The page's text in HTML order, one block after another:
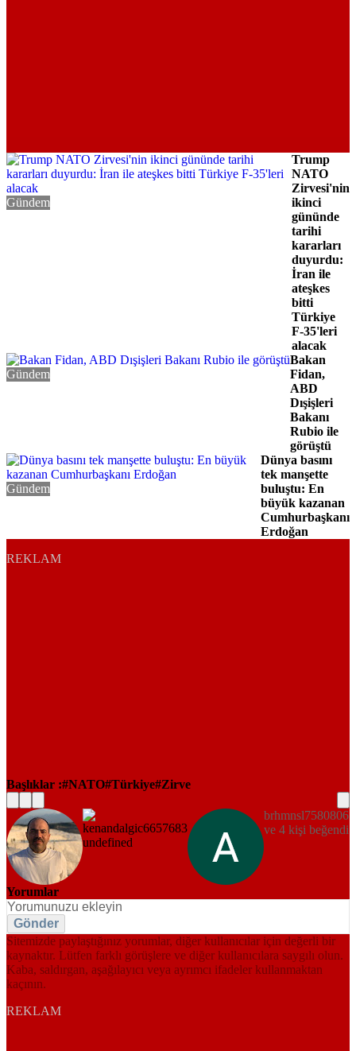
Gündem
Trump
NATO
Zirvesi'nin
ikinci
gününde
tarihi
kararları
duyurdu:
İran ile
ateşkes
bitti
Türkiye
F-35'leri
alacak
Gündem
Bakan
Fidan,
ABD
Dışişleri
Bakanı
Rubio ile
görüştü
Gündem
Dünya basını
tek manşette
buluştu: En
büyük kazanan
Cumhurbaşkanı
Erdoğan
REKLAM
Başlıklar : NATO Türkiye Zirve
brhmnsl7580806
ve 4 kişi beğendi
Yorumlar
Gönder
Sitemizde paylaştığınız yorumlar, diğer kullanıcılar için değerli bir
kaynaktır. Lütfen farklı görüşlere ve diğer kullanıcılara saygılı olun.
Kaba, saldırgan, aşağılayıcı veya ayrımcı ifadeler kullanmaktan
kaçının.
REKLAM